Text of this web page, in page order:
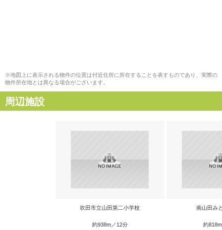
※地図上に表示される物件の位置は付近住所に所在することを表すものであり、実際の
物件所在地とは異なる場合がございます。
周辺施設
吹田市立山田第二小学校
約938m／12分
南山田み
約